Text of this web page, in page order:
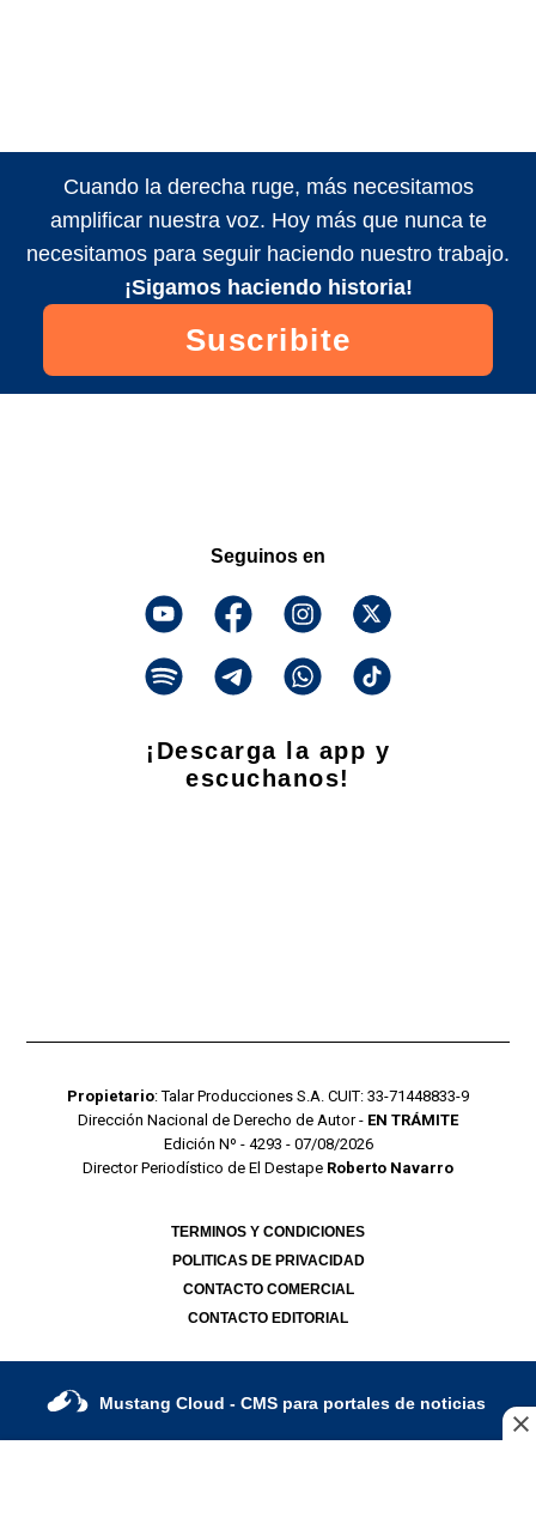
Cuando la derecha ruge, más necesitamos
amplificar nuestra voz. Hoy más que nunca te
necesitamos para seguir haciendo nuestro trabajo.
¡Sigamos haciendo historia!
Suscribite
Seguinos en
¡Descarga la app y
escuchanos!
Propietario: Talar Producciones S.A. CUIT: 33-71448833-9
Dirección Nacional de Derecho de Autor - EN TRÁMITE
Edición Nº - 4293 - 07/08/2026
Director Periodístico de El Destape Roberto Navarro
TERMINOS Y CONDICIONES
POLITICAS DE PRIVACIDAD
CONTACTO COMERCIAL
CONTACTO EDITORIAL
Mustang Cloud - CMS para portales de noticias